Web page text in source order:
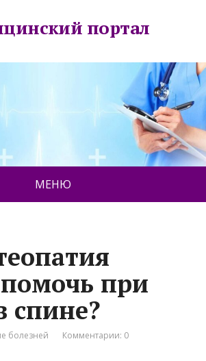
портал
МЕНЮ
при
спине?
болезней Комментарии: 0